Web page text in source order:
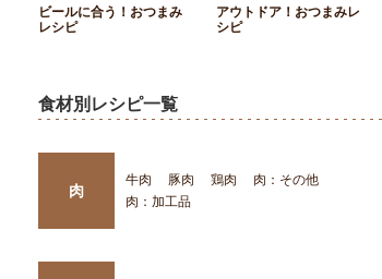
ビールに合う！おつまみ
レシピ
アウトドア！おつまみレ
シピ
食材別レシピ一覧
肉
牛肉 豚肉 鶏肉
肉：その他
肉：加工品